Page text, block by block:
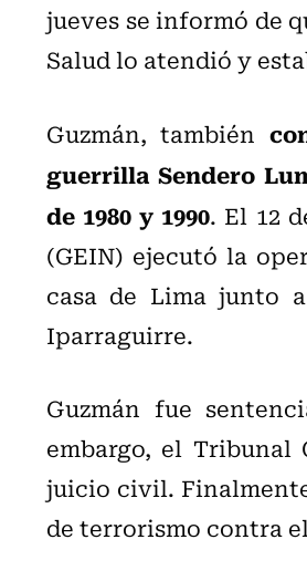
jueves se informó de
Salud lo atendió y
Guzmán, también
guerrilla Sendero
de 1980 y 1990. El 12
(GEIN) ejecutó la
casa de Lima junto
Iparraguirre.
Guzmán fue
embargo, el
juicio civil.
de terrorismo contra